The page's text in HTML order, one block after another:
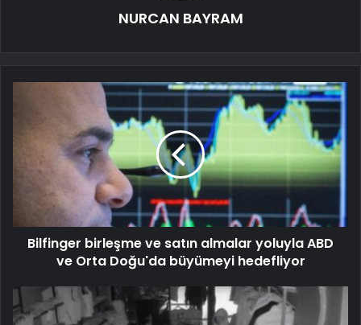
NURCAN BAYRAM
Bilfinger birleşme ve satın almalar yoluyla ABD
ve Orta Doğu'da büyümeyi hedefliyor